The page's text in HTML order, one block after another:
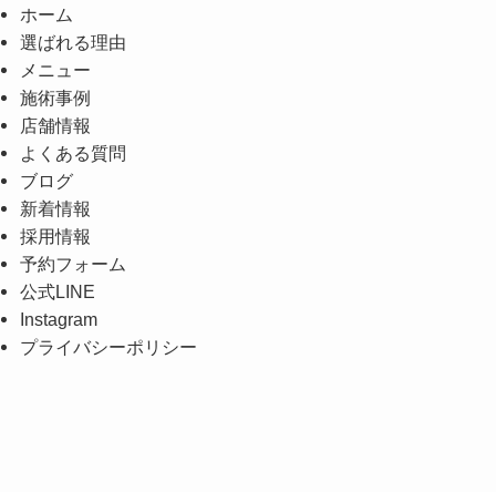
ホーム
選ばれる理由
メニュー
施術事例
店舗情報
よくある質問
ブログ
新着情報
採用情報
予約フォーム
公式LINE
Instagram
プライバシーポリシー